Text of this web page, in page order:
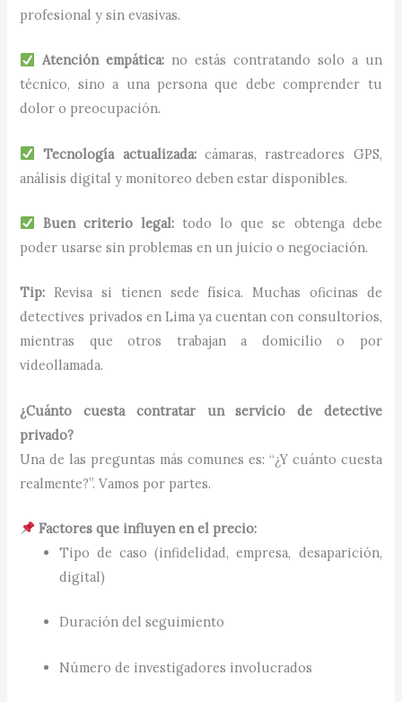
profesional y sin evasivas.
Atención empática:no estás contratando solo a un
técnico, sino a una persona que debe comprender tu
dolor o preocupación.
Tecnología actualizada:cámaras, rastreadores GPS,
análisis digital y monitoreo deben estar disponibles.
Buen criterio legal: todo lo que se obtenga debe
poder usarse sin problemas en un juicio o negociación.
Tip: Revisa si tienen sede física. Muchas oficinas de
detectives privados en Lima ya cuentan con consultorios,
mientras que otros trabajan a domicilio o por
videollamada.
¿Cuánto cuesta contratar un servicio de detective
privado?
Una de las preguntas más comunes es: “¿Y cuánto cuesta
realmente?”. Vamos por partes.
Factores que influyen en el precio:
Tipo de caso (infidelidad, empresa, desaparición,
digital)
Duración del seguimiento
Número de investigadores involucrados